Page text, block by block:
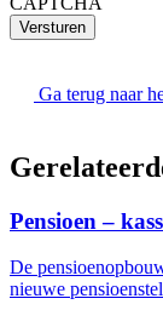
Versturen
Ga terug naar
Pensioen –
De
nieuwe